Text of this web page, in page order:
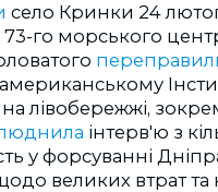
село Кринки 24
го морського
лівобережжі,
інтерв'ю з
у форсуванні
великих втрат та